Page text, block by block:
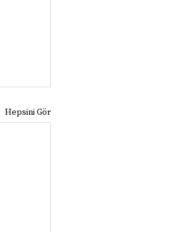
Hepsini Gör